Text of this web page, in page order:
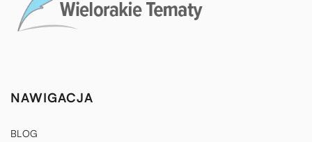
NAWIGACJA
BLOG